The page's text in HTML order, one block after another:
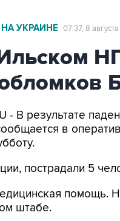
УКРАИНЕ 07:37, 8
- В результате
в
пострадали 5
помощь.
штабе.